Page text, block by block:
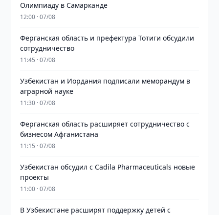
Олимпиаду в Самарканде
12:00 · 07/08
Ферганская область и префектура Тотиги обсудили
сотрудничество
11:45 · 07/08
Узбекистан и Иордания подписали меморандум в
аграрной науке
11:30 · 07/08
Ферганская область расширяет сотрудничество с
бизнесом Афганистана
11:15 · 07/08
Узбекистан обсудил с Cadila Pharmaceuticals новые
проекты
11:00 · 07/08
В Узбекистане расширят поддержку детей с